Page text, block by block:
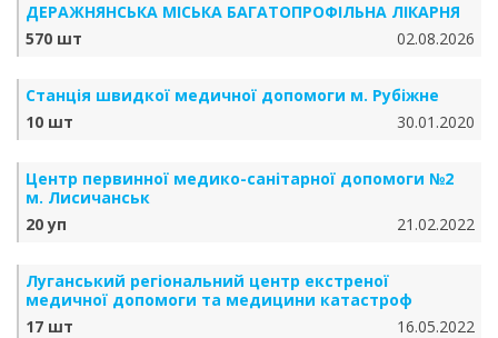
ДЕРАЖНЯНСЬКА МІСЬКА БАГАТОПРОФІЛЬНА ЛІКАРНЯ
570 шт
02.08.2026
Станція швидкої медичної допомоги м. Рубіжне
10 шт
30.01.2020
Центр первинної медико-санітарної допомоги №2
м. Лисичанськ
20 уп
21.02.2022
Луганський регіональний центр екстреної
медичної допомоги та медицини катастроф
17 шт
16.05.2022